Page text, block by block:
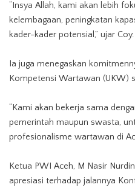
“Insya Allah, kami akan lebih
kelembagaan, peningkatan
kader-kader potensial,” ujar Coy.
Ia juga menegaskan
Kompetensi Wartawan (UKW)
“Kami akan bekerja sama
pemerintah maupun swasta,
profesionalisme wartawan di
Ketua PWI Aceh, M Nasir
apresiasi terhadap jalannya